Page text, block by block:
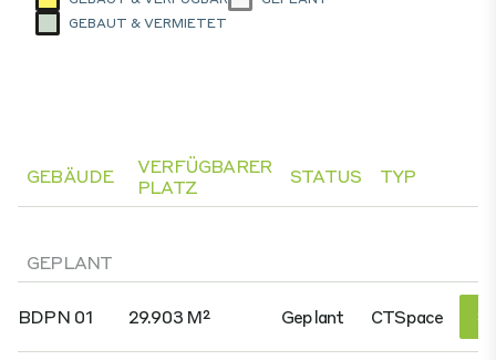
GEBAUT & VERMIETET
GEBÄUDE
VERFÜGBARER
PLATZ
STATUS TYP
GEPLANT
BDPN 01 29.903 M² Geplant CTSpace